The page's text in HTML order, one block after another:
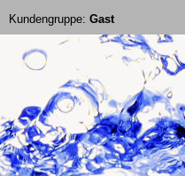
Kundengruppe: Gast